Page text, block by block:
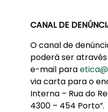
CANAL DE
O canal de
poderá ser
e-mail para
via carta para o
Interna – Rua do
4300 – 454 Porto”.